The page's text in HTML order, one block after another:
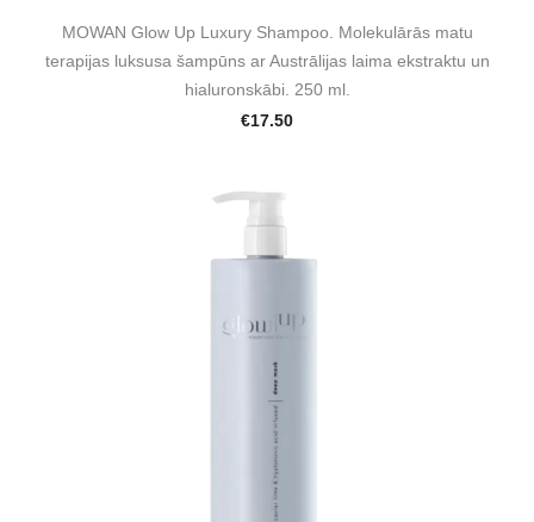
MOWAN Glow Up Luxury Shampoo. Molekulārās matu
terapijas luksusa šampūns ar Austrālijas laima ekstraktu un
hialuronskābi. 250 ml.
€17.50